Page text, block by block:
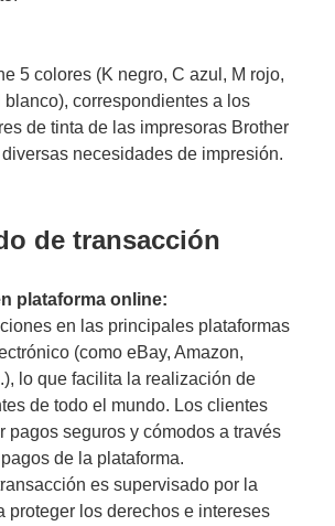
5 colores (K negro, C azul, M rojo,
correspondientes a los
de tinta de las impresoras Brother
necesidades de impresión.
de transacción
plataforma online:
en las principales plataformas
(como eBay, Amazon,
lo que facilita la realización de
de todo el mundo. Los clientes
pagos seguros y cómodos a través
de la plataforma.
es supervisado por la
proteger los derechos e intereses